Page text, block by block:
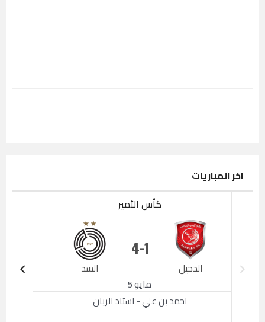
اخر المباريات
كأس الأمير
الدحيل
1
السد
4
مايو 5
احمد بن علي - استاد الريان